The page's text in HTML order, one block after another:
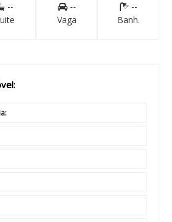
--
--
Vaga
--
Banh.